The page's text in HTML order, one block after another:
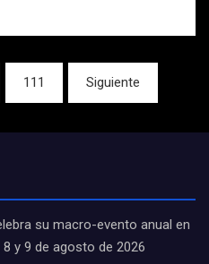
111 Siguiente
su macro-evento anual en
y 9 de agosto de 2026